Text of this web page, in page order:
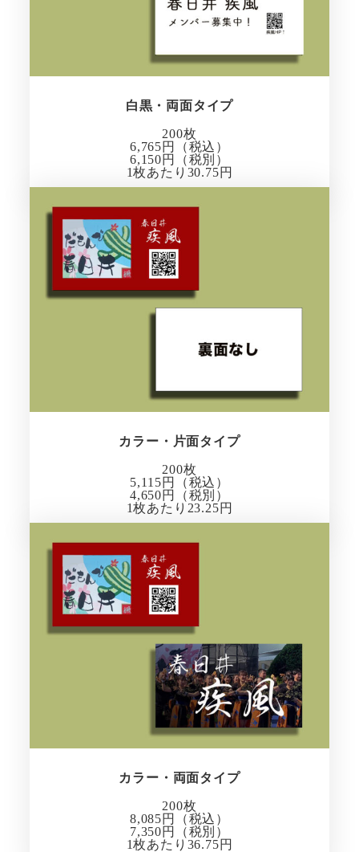
白黒・両面タイプ
200枚
6,765円（税込）
6,150円（税別）
1枚あたり30.75円
カラー・片面タイプ
200枚
5,115円（税込）
4,650円（税別）
1枚あたり23.25円
カラー・両面タイプ
200枚
8,085円（税込）
7,350円（税別）
1枚あたり36.75円